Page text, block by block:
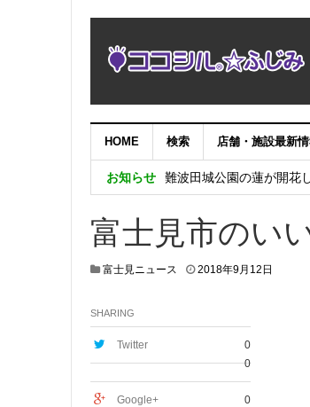
HOME 検索 店舗・施設最新
お知らせ
NHK「にっぽん縦断ここ
難波田城公園の蓮が開花
倉本眞理ピアノコンサー
システムメンテナンス作
富士見市のい
富士見ニュース 2018年9月12日
SHARING
Twitter
0
0
Google+ 0